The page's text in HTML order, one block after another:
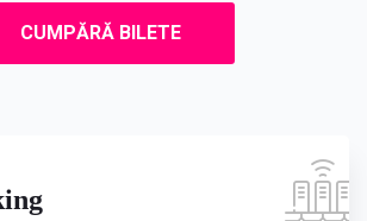
CUMPĂRĂ BILETE